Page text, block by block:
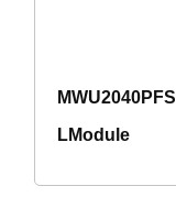
MWU2040PFS
LModule